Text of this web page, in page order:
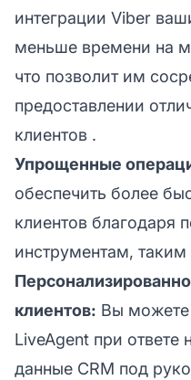
интеграции Viber
меньше времени на
что позволит им
предоставлении
клиентов .
Упрощенные
обеспечить более
клиентов благодаря
инструментам,
клиентов: Вы можете
LiveAgent при
данные CRM под